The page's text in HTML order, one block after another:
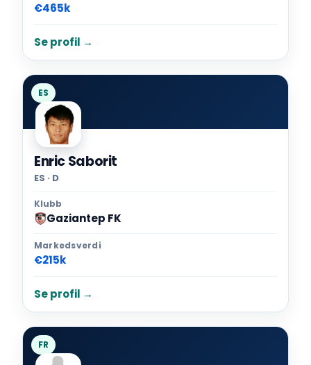
€465k
Se profil →
ES
Enric Saborit
ES · D
Klubb
Gaziantep FK
Markedsverdi
€215k
Se profil →
FR